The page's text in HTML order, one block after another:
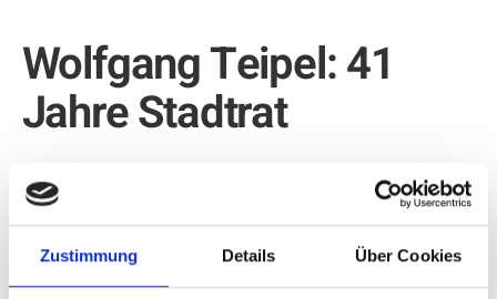
Zustimmung Details Über Cookies
Wolfgang Teipel: 41
Jahre Stadtrat
Wolfgang Teipel war sogar seit 1984 und
damit sage und schreibe 41 Jahre lang im
Stadtrat tätig. Bürgermeister Pospischil
würdigte sein besonderes Engagement: